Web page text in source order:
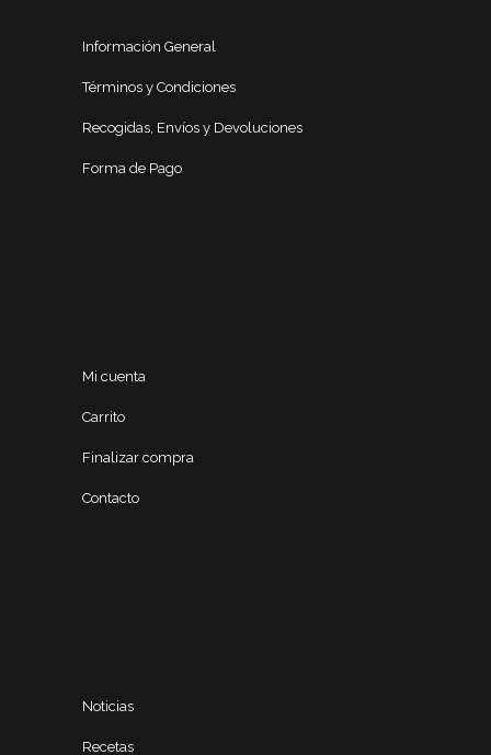
Información General
Términos y Condiciones
Recogidas, Envíos y Devoluciones
Forma de Pago
Mi cuenta
Carrito
Finalizar compra
Contacto
Noticias
Recetas